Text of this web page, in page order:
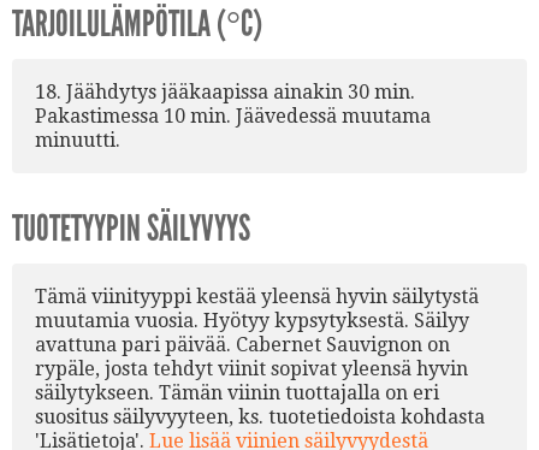
TARJOILULÄMPÖTILA (°C)
18. Jäähdytys jääkaapissa ainakin 30 min.
Pakastimessa 10 min. Jäävedessä muutama
minuutti.
TUOTETYYPIN SÄILYVYYS
Tämä viinityyppi kestää yleensä hyvin säilytystä
muutamia vuosia. Hyötyy kypsytyksestä. Säilyy
avattuna pari päivää. Cabernet Sauvignon on
rypäle, josta tehdyt viinit sopivat yleensä hyvin
säilytykseen. Tämän viinin tuottajalla on eri
suositus säilyvyyteen, ks. tuotetiedoista kohdasta
'Lisätietoja'. Lue lisää viinien säilyvyydestä